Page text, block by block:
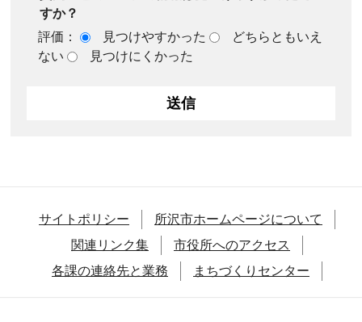
すか？
評価：
見つけやすかった
どちらともいえ
ない
見つけにくかった
サイトポリシー
所沢市ホームページについて
関連リンク集
市役所へのアクセス
各課の連絡先と業務
まちづくりセンター